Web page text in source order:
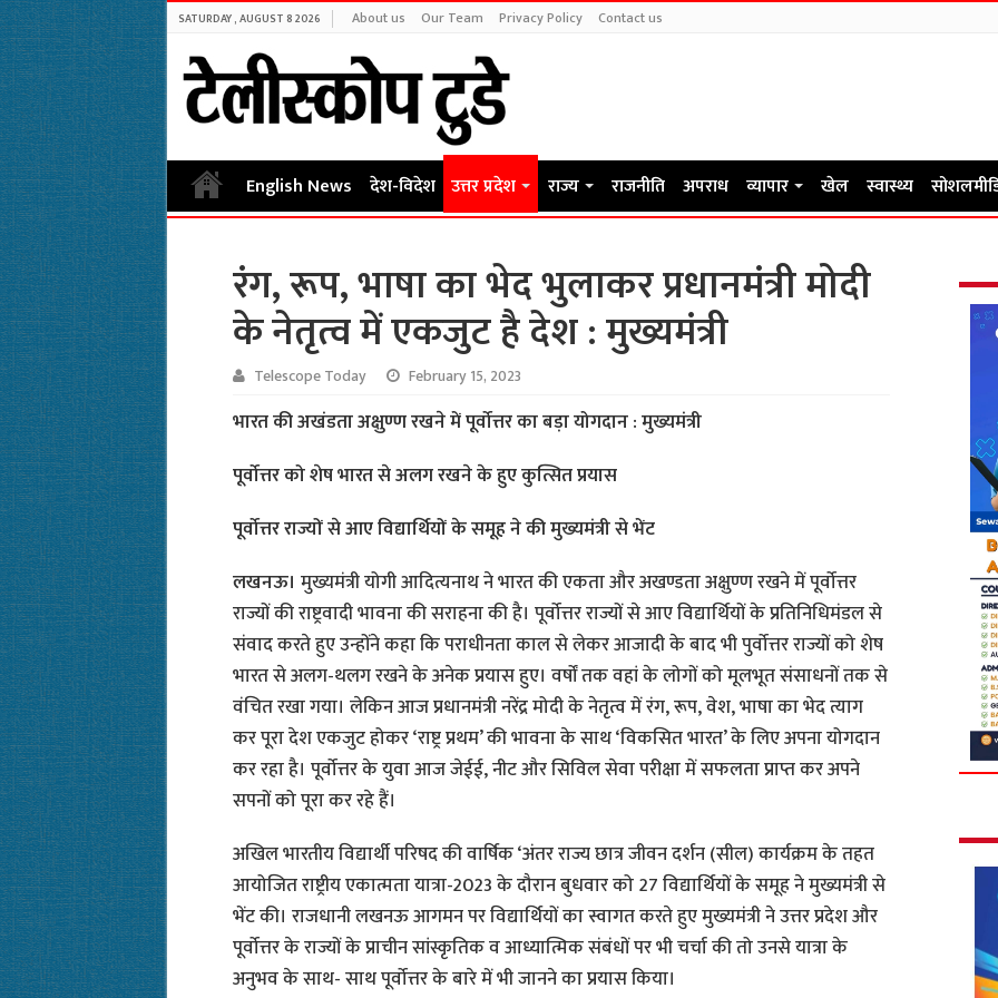
SATURDAY , AUGUST 8 2026 About us Our Team Privacy Policy Contact us
English News देश-विदेश उत्तर प्रदेश राज्य राजनीति अपराध व्यापार खेल स्वास्थ्य
रंग, रूप, भाषा का भेद भुलाकर प्रधानमंत्री मोदी
के नेतृत्व में एकजुट है देश : मुख्यमंत्री
Telescope Today February 15, 2023
भारत की अखंडता अक्षुण्ण रखने में पूर्वोत्तर का बड़ा योगदान : मुख्यमंत्री
पूर्वोत्तर को शेष भारत से अलग रखने के हुए कुत्सित प्रयास
पूर्वोत्तर राज्यों से आए विद्यार्थियों के समूह ने की मुख्यमंत्री से भेंट
लखनऊ। मुख्यमंत्री योगी आदित्यनाथ ने भारत की एकता और अखण्डता अक्षुण्ण रखने में पूर्वोत्तर
राज्यों की राष्ट्रवादी भावना की सराहना की है। पूर्वोत्तर राज्यों से आए विद्यार्थियों के प्रतिनिधिमंडल से
संवाद करते हुए उन्होंने कहा कि पराधीनता काल से लेकर आजादी के बाद भी पुर्वोत्तर राज्यों को शेष
भारत से अलग-थलग रखने के अनेक प्रयास हुए। वर्षों तक वहां के लोगों को मूलभूत संसाधनों तक से
वंचित रखा गया। लेकिन आज प्रधानमंत्री नरेंद्र मोदी के नेतृत्व में रंग, रूप, वेश, भाषा का भेद त्याग
कर पूरा देश एकजुट होकर ‘राष्ट्र प्रथम’ की भावना के साथ ‘विकसित भारत’ के लिए अपना योगदान
कर रहा है। पूर्वोत्तर के युवा आज जेईई, नीट और सिविल सेवा परीक्षा में सफलता प्राप्त कर अपने
सपनों को पूरा कर रहे हैं।
अखिल भारतीय विद्यार्थी परिषद की वार्षिक ‘अंतर राज्य छात्र जीवन दर्शन (सील) कार्यक्रम के तहत
आयोजित राष्ट्रीय एकात्मता यात्रा-2023 के दौरान बुधवार को 27 विद्यार्थियों के समूह ने मुख्यमंत्री से
भेंट की। राजधानी लखनऊ आगमन पर विद्यार्थियों का स्वागत करते हुए मुख्यमंत्री ने उत्तर प्रदेश और
पूर्वोत्तर के राज्यों के प्राचीन सांस्कृतिक व आध्यात्मिक संबंधों पर भी चर्चा की तो उनसे यात्रा के
अनुभव के साथ- साथ पूर्वोत्तर के बारे में भी जानने का प्रयास किया।